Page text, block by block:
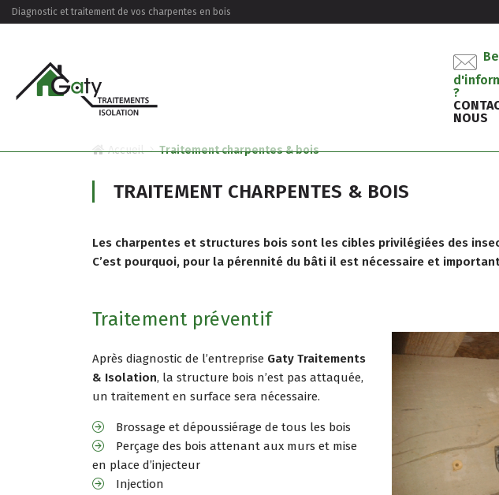
Diagnostic et traitement de vos charpentes en bois
?
NOUS
Accueil Traitement charpentes & bois
TRAITEMENT CHARPENTES & BOIS
Les charpentes et structures bois sont les cibles privilégiées des
C’est pourquoi, pour la pérennité du bâti il est nécessaire et
Traitement préventif
Après diagnostic de l’entreprise Gaty Traitements
& Isolation, la structure bois n’est pas attaquée,
un traitement en surface sera nécessaire.
Brossage et dépoussiérage de tous les bois
Perçage des bois attenant aux murs et mise
en place d’injecteur
Injection